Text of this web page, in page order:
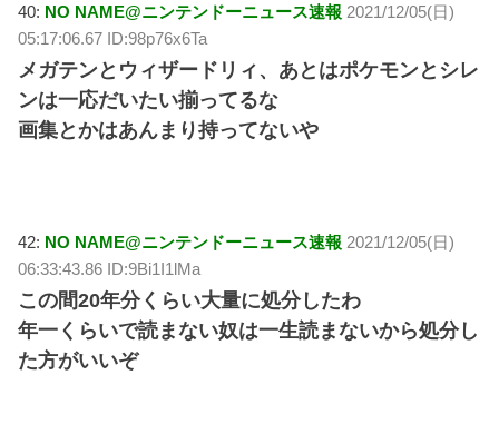
40: NO NAME@ニンテンドーニュース速報 2021/12/05(日)
05:17:06.67 ID:98p76x6Ta
メガテンとウィザードリィ、あとはポケモンとシレ
ンは一応だいたい揃ってるな
画集とかはあんまり持ってないや
42: NO NAME@ニンテンドーニュース速報 2021/12/05(日)
06:33:43.86 ID:9Bi1I1lMa
この間20年分くらい大量に処分したわ
年一くらいで読まない奴は一生読まないから処分し
た方がいいぞ